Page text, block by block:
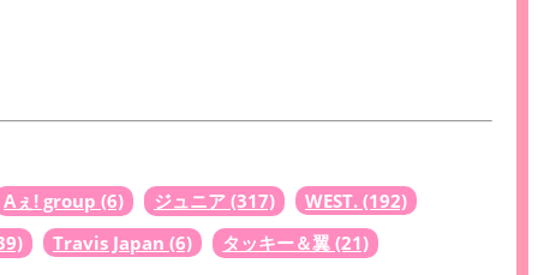
Aぇ! group (6) ジュニア (317) WEST. (192)
Travis Japan (6) タッキー＆翼 (21)